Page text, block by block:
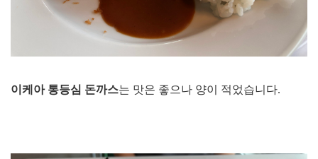
이케아 통등심 돈까스는 맛은 좋으나 양이 적었습니다.